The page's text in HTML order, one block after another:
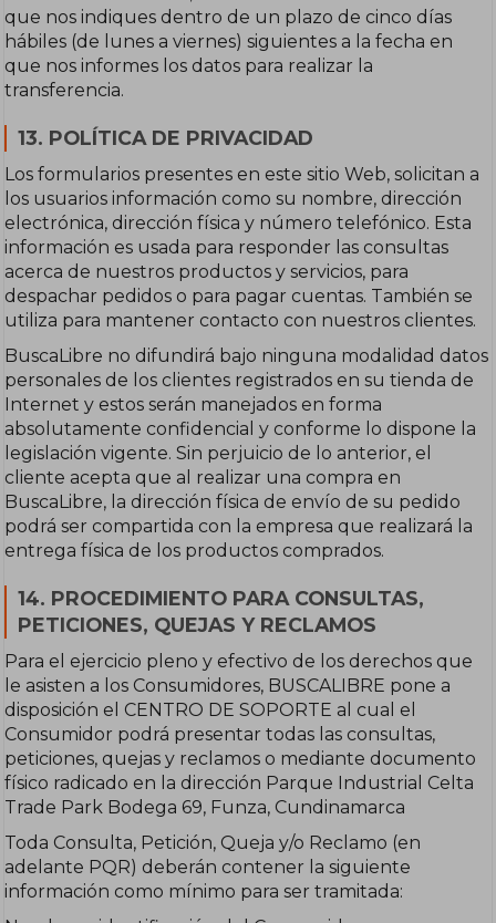
que nos indiques dentro de un plazo de cinco días
hábiles (de lunes a viernes) siguientes a la fecha en
que nos informes los datos para realizar la
transferencia.
13. POLÍTICA DE PRIVACIDAD
Los formularios presentes en este sitio Web, solicitan a
los usuarios información como su nombre, dirección
electrónica, dirección física y número telefónico. Esta
información es usada para responder las consultas
acerca de nuestros productos y servicios, para
despachar pedidos o para pagar cuentas. También se
utiliza para mantener contacto con nuestros clientes.
BuscaLibre no difundirá bajo ninguna modalidad datos
personales de los clientes registrados en su tienda de
Internet y estos serán manejados en forma
absolutamente confidencial y conforme lo dispone la
legislación vigente. Sin perjuicio de lo anterior, el
cliente acepta que al realizar una compra en
BuscaLibre, la dirección física de envío de su pedido
podrá ser compartida con la empresa que realizará la
entrega física de los productos comprados.
14. PROCEDIMIENTO PARA CONSULTAS,
PETICIONES, QUEJAS Y RECLAMOS
Para el ejercicio pleno y efectivo de los derechos que
le asisten a los Consumidores, BUSCALIBRE pone a
disposición el CENTRO DE SOPORTE al cual el
Consumidor podrá presentar todas las consultas,
peticiones, quejas y reclamos o mediante documento
físico radicado en la dirección Parque Industrial Celta
Trade Park Bodega 69, Funza, Cundinamarca
Toda Consulta, Petición, Queja y/o Reclamo (en
adelante PQR) deberán contener la siguiente
información como mínimo para ser tramitada: